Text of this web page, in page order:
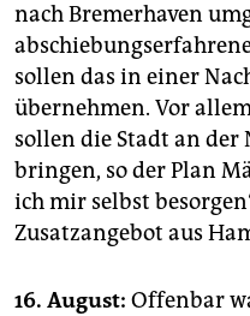
nach Bremerhaven
sollen das in einer
übernehmen. Vor
sollen die Stadt an der
bringen, so der Plan
ich mir selbst
Zusatzangebot aus
16. August: Offenbar